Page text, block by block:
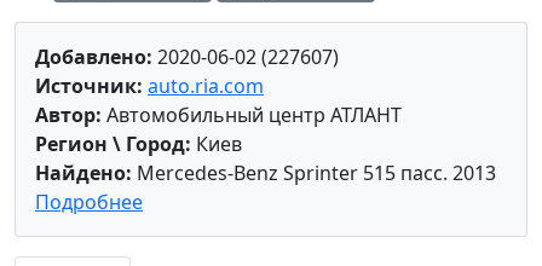
Добавлено: 2020-06-02 (227607)
Источник: auto.ria.com
Автор: Автомобильный центр АТЛАНТ
Регион \ Город: Киев
Найдено: Mercedes-Benz Sprinter 515 пасс. 2013
Подробнее